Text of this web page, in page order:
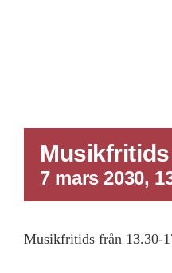
Musikfritids
7 mars 2030,
Musikfritids från 13.30-